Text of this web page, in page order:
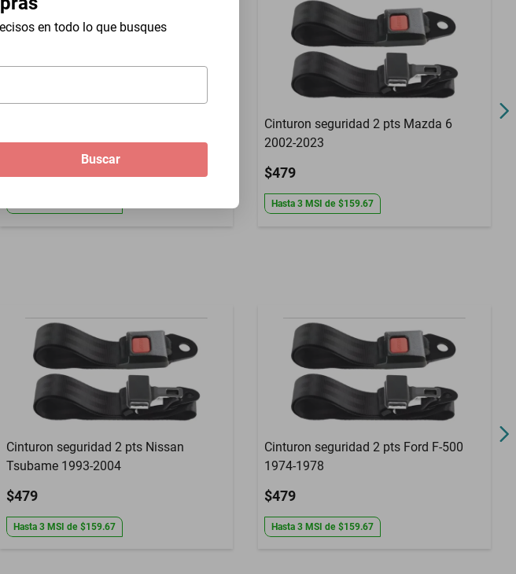
en todo lo que busques
Buscar
1998-2024
$479
Cinturon seguridad 2 pts Mazda 6
2002-2023
$479
Hasta 3 MSI de $159.67
Cinturon seguridad 2 pts Nissan
Tsubame 1993-2004
$479
Hasta 3 MSI de $159.67
Cinturon seguridad 2 pts Ford F-500
1974-1978
$479
Hasta 3 MSI de $159.67